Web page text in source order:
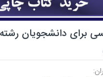
برای دانشجویان